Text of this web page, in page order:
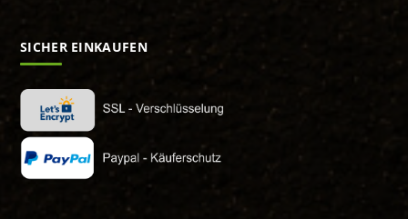
SICHER EINKAUFEN